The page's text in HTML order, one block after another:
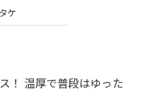
ケ
！ 温厚で普段はゆった